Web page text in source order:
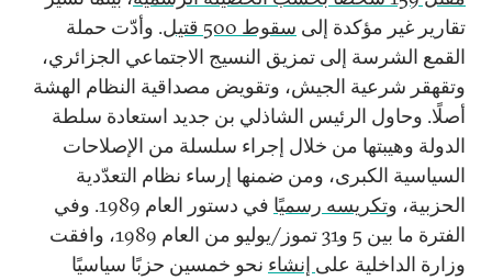
تقارير غير مؤكدة إلى سقوط 500 قتيل
. وأدّت حملة
القمع الشرسة إلى تمزيق النسيج الاجتماعي الجزائري،
وتقهقر شرعية الجيش، وتقويض مصداقية النظام الهشة
أصلًا. وحاول الرئيس الشاذلي بن جديد استعادة سلطة
الدولة وهيبتها من خلال إجراء سلسلة من الإصلاحات
السياسية الكبرى، ومن ضمنها إرساء نظام التعدّدية
الحزبية، وتكريسه رسميًا في دستور العام 1989. وفي
الفترة ما بين 5 و31تموز/يوليو من العام 1989، وافقت
وزارة الداخلية على إنشاء نحو خمسين حزبًا سياسيًا